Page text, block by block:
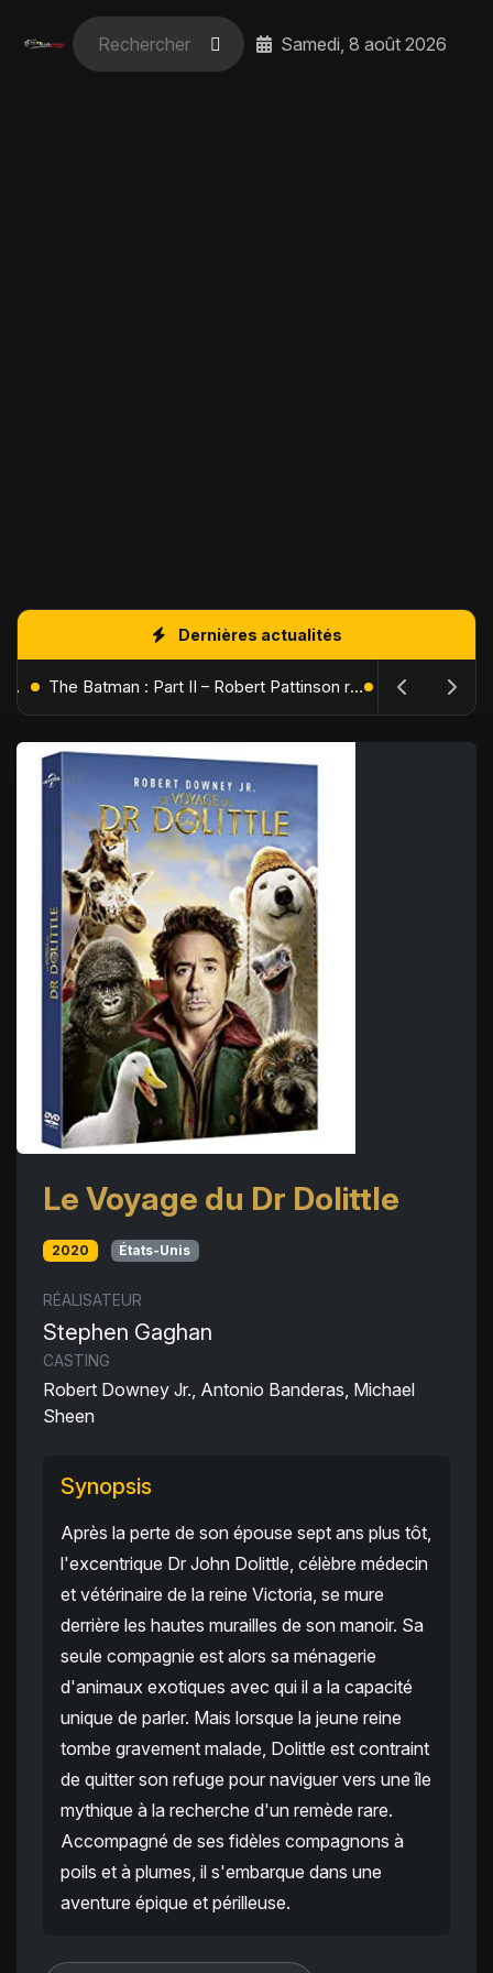
Samedi, 8 août 2026
Dernières actualités
L'Âge de Glace : Le Réveil du Volcan – Manny, Sid et Diego de retour pour une aventure explosive The Batman : Part II – Robert Pattinson replonge dans les ténèbres de Gotham dès octobre 2027
Le Voyage du Dr Dolittle
2020 États-Unis
RÉALISATEUR
Stephen Gaghan
CASTING
Robert Downey Jr., Antonio Banderas, Michael
Sheen
Synopsis
Après la perte de son épouse sept ans plus tôt,
l'excentrique Dr John Dolittle, célèbre médecin
et vétérinaire de la reine Victoria, se mure
derrière les hautes murailles de son manoir. Sa
seule compagnie est alors sa ménagerie
d'animaux exotiques avec qui il a la capacité
unique de parler. Mais lorsque la jeune reine
tombe gravement malade, Dolittle est contraint
de quitter son refuge pour naviguer vers une île
mythique à la recherche d'un remède rare.
Accompagné de ses fidèles compagnons à
poils et à plumes, il s'embarque dans une
aventure épique et périlleuse.